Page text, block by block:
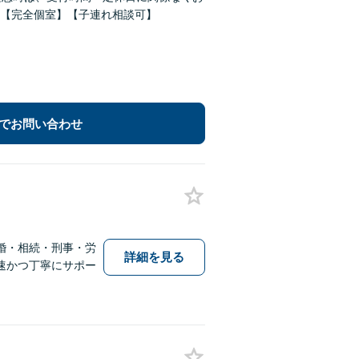
完全個室】【子連れ相談可】
お問い合わせ
・相続・刑事・労
かつ丁寧にサポー
詳細を見る